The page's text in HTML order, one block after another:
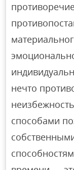
нечто
способами